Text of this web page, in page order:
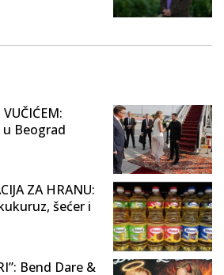
Beograd
ZA HRANU:
šećer i
Bend Dare &